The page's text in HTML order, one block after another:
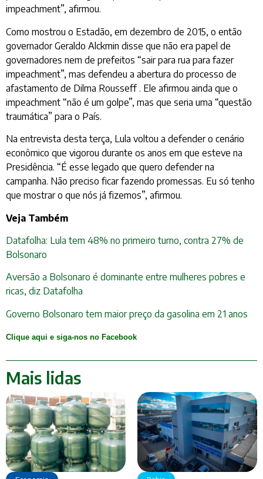
impeachment”, afirmou.
Como mostrou o Estadão, em dezembro de 2015, o então
governador Geraldo Alckmin disse que não era papel de
governadores nem de prefeitos “sair para rua para fazer
impeachment”, mas defendeu a abertura do processo de
afastamento de Dilma Rousseff . Ele afirmou ainda que o
impeachment “não é um golpe”, mas que seria uma “questão
traumática” para o País.
Na entrevista desta terça, Lula voltou a defender o cenário
econômico que vigorou durante os anos em que esteve na
Presidência. “É esse legado que quero defender na
campanha. Não preciso ficar fazendo promessas. Eu só tenho
que mostrar o que nós já fizemos”, afirmou.
Veja Também
Datafolha: Lula tem 48% no primeiro turno, contra 27% de
Bolsonaro
Aversão a Bolsonaro é dominante entre mulheres pobres e
ricas, diz Datafolha
Governo Bolsonaro tem maior preço da gasolina em 21 anos
Clique aqui e siga-nos no Facebook
Mais lidas